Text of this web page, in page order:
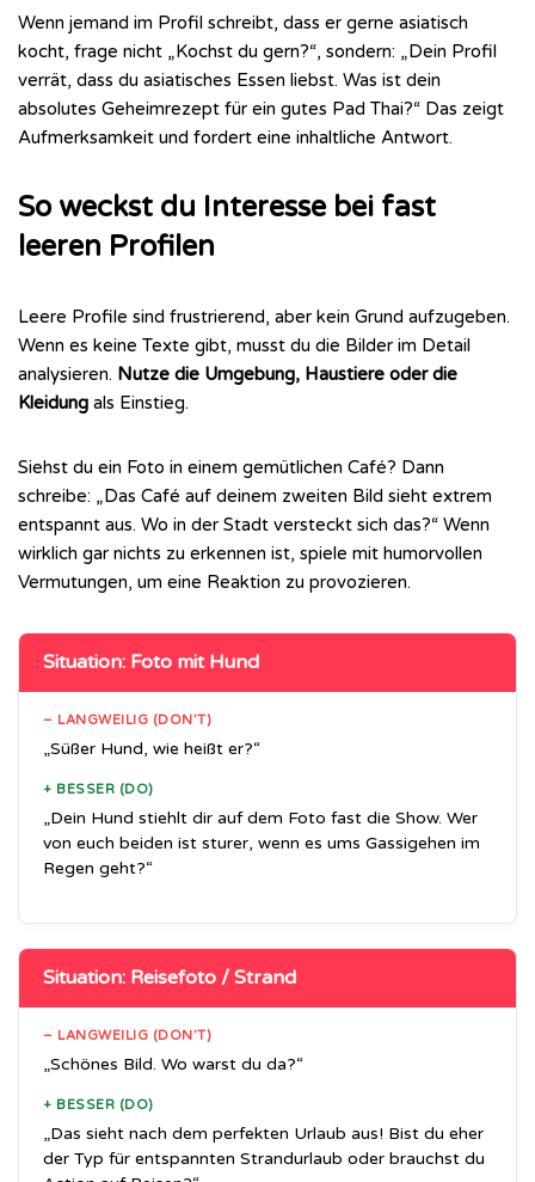
Wenn jemand im Profil schreibt, dass er gerne asiatisch
kocht, frage nicht „Kochst du gern?“, sondern: „Dein Profil
verrät, dass du asiatisches Essen liebst. Was ist dein
absolutes Geheimrezept für ein gutes Pad Thai?“ Das zeigt
Aufmerksamkeit und fordert eine inhaltliche Antwort.
So weckst du Interesse bei fast
leeren Profilen
Leere Profile sind frustrierend, aber kein Grund aufzugeben.
Wenn es keine Texte gibt, musst du die Bilder im Detail
analysieren. Nutze die Umgebung, Haustiere oder die
Kleidung als Einstieg.
Siehst du ein Foto in einem gemütlichen Café? Dann
schreibe: „Das Café auf deinem zweiten Bild sieht extrem
entspannt aus. Wo in der Stadt versteckt sich das?“ Wenn
wirklich gar nichts zu erkennen ist, spiele mit humorvollen
Vermutungen, um eine Reaktion zu provozieren.
Situation: Foto mit Hund
– LANGWEILIG (DON’T)
„Süßer Hund, wie heißt er?“
+ BESSER (DO)
„Dein Hund stiehlt dir auf dem Foto fast die Show. Wer
von euch beiden ist sturer, wenn es ums Gassigehen im
Regen geht?“
Situation: Reisefoto / Strand
– LANGWEILIG (DON’T)
„Schönes Bild. Wo warst du da?“
+ BESSER (DO)
„Das sieht nach dem perfekten Urlaub aus! Bist du eher
der Typ für entspannten Strandurlaub oder brauchst du